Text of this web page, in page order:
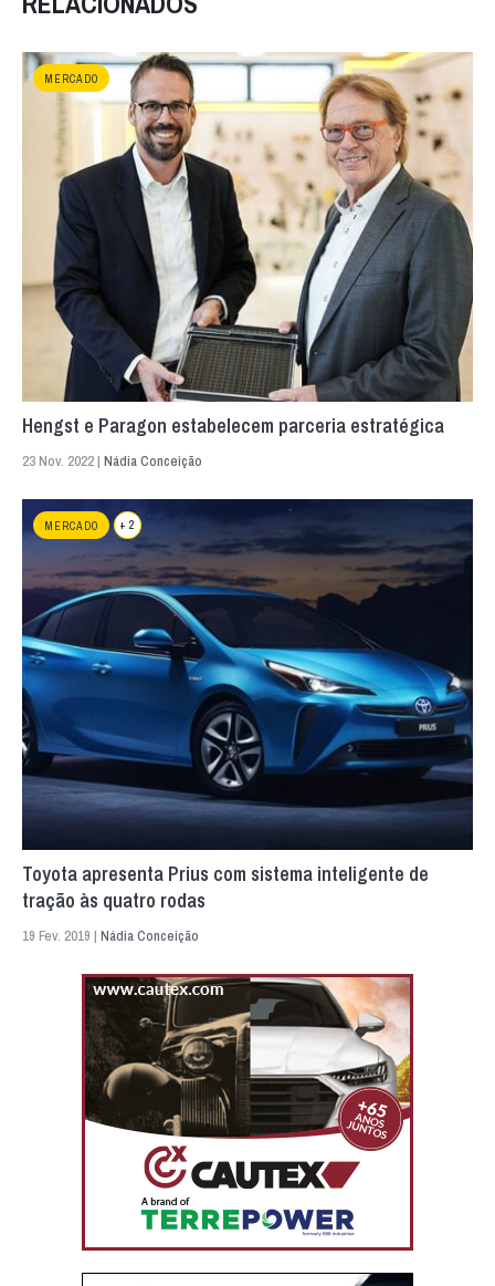
MERCADO
Hengst e Paragon estabelecem parceria estratégica
23 Nov. 2022 | Nádia Conceição
MERCADO + 2
Toyota apresenta Prius com sistema inteligente de
tração às quatro rodas
19 Fev. 2019 | Nádia Conceição